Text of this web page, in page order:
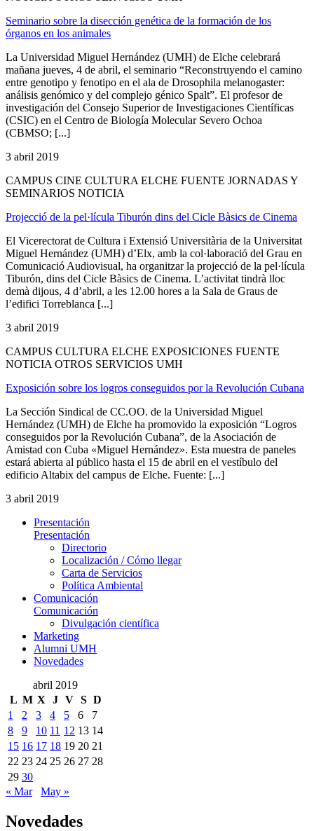
Seminario sobre la disección genética de la formación de los
órganos en los animales
La Universidad Miguel Hernández (UMH) de Elche celebrará
mañana jueves, 4 de abril, el seminario “Reconstruyendo el camino
entre genotipo y fenotipo en el ala de Drosophila melanogaster:
análisis genómico y del complejo génico Spalt”. El profesor de
investigación del Consejo Superior de Investigaciones Científicas
(CSIC) en el Centro de Biología Molecular Severo Ochoa
(CBMSO; [...]
3 abril 2019
CAMPUS CINE CULTURA ELCHE FUENTE JORNADAS Y
SEMINARIOS NOTICIA
Projecció de la pel·lícula Tiburón dins del Cicle Bàsics de Cinema
El Vicerectorat de Cultura i Extensió Universitària de la Universitat
Miguel Hernández (UMH) d’Elx, amb la col·laboració del Grau en
Comunicació Audiovisual, ha organitzar la projecció de la pel·lícula
Tiburón, dins del Cicle Bàsics de Cinema. L’activitat tindrà lloc
demà dijous, 4 d’abril, a les 12.00 hores a la Sala de Graus de
l’edifici Torreblanca [...]
3 abril 2019
CAMPUS CULTURA ELCHE EXPOSICIONES FUENTE
NOTICIA OTROS SERVICIOS UMH
Exposición sobre los logros conseguidos por la Revolución Cubana
La Sección Sindical de CC.OO. de la Universidad Miguel
Hernández (UMH) de Elche ha promovido la exposición “Logros
conseguidos por la Revolución Cubana”, de la Asociación de
Amistad con Cuba «Miguel Hernández». Esta muestra de paneles
estará abierta al público hasta el 15 de abril en el vestíbulo del
edificio Altabix del campus de Elche. Fuente: [...]
3 abril 2019
Presentación
Presentación
Directorio
Localización / Cómo llegar
Carta de Servicios
Política Ambiental
Comunicación
Comunicación
Divulgación científica
Marketing
Alumni UMH
Novedades
abril 2019
L M X J V S D
1
2 3 4 5 6
7
8
9 10 11 12 13 14
15 16 17 18 19 20 21
22 23 24 25 26 27 28
29 30
« Mar
May »
Novedades